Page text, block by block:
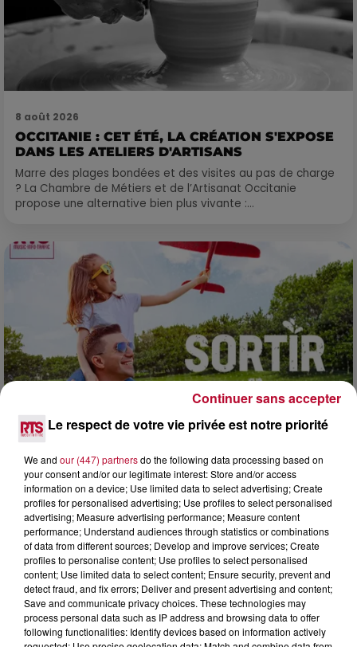
8 août 2026
OCCITANIE : CET ÉTÉ, LA CRÉATION S'EXPOSE
DANS LES ATELIERS D'ARTISANS
Marre des plages bondées et des visites au pas de charge
? La Chambre de Métiers et de l’Artisanat Occitanie
propose une alternative bien plus vivante :...
7 août 2026
NOS IDÉES DE SORTIE POUR CE WEEK-END
Comme tous les vendredis, voici une petite sélection des
rendez-vous à ne pas manquer dans le coin. Que vous ayez
envie de voyager à l'autre bout du monde,...
Le respect de votre vie privée est notre priorité
We and our (447) partnersdo the following data processing based on
your consent and/or our legitimate interest: Store and/or access
information on a device; Use limited data to select advertising; Create
profiles for personalised advertising; Use profiles to select personalised
advertising; Measure advertising performance; Measure content
performance; Understand audiences through statistics or combinations
of data from different sources; Develop and improve services; Create
profiles to personalise content; Use profiles to select personalised
content; Use limited data to select content; Ensure security, prevent and
detect fraud, and fix errors; Deliver and present advertising and content;
Save and communicate privacy choices. These technologies may
process personal data such as IP address and browsing data to offer
following functionalities: Identify devices based on information actively
Continuer sans accepter